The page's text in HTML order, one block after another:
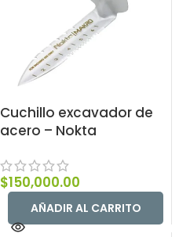
Cuchillo excavador de
acero – Nokta
$150,000.00
AÑADIR AL CARRITO